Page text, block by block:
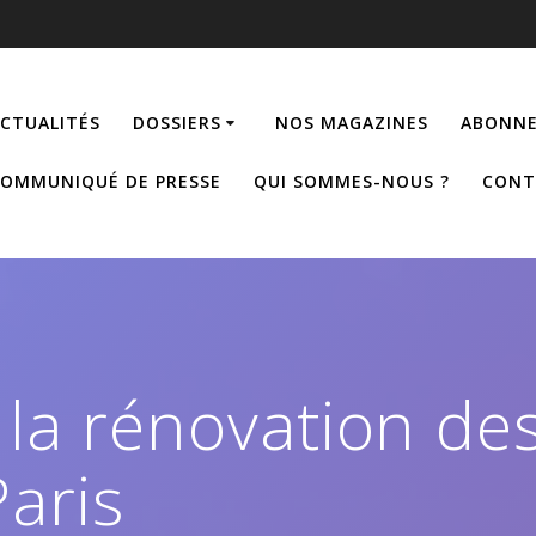
DOSSIERS NOS MAGAZINES
DE PRESSE QUI SOMMES-NOUS ?
rénovation